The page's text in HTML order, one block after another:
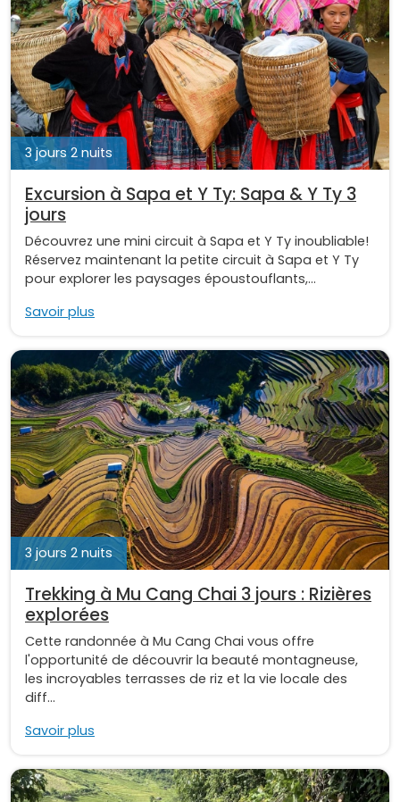
3 jours 2 nuits
Excursion à Sapa et Y Ty: Sapa & Y Ty 3
jours
Découvrez une mini circuit à Sapa et Y Ty inoubliable!
Réservez maintenant la petite circuit à Sapa et Y Ty
pour explorer les paysages époustouflants,...
Savoir plus
3 jours 2 nuits
Trekking à Mu Cang Chai 3 jours : Rizières
explorées
Cette randonnée à Mu Cang Chai vous offre
l'opportunité de découvrir la beauté montagneuse,
les incroyables terrasses de riz et la vie locale des
diff...
Savoir plus